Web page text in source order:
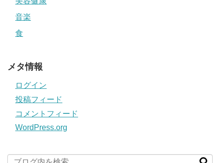
音楽
食
メタ情報
ログイン
投稿フィード
コメントフィード
WordPress.org